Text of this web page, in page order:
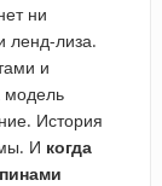
ни
ленд-лиза.
и
модель
История
И когда